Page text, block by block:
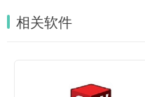
相关软件